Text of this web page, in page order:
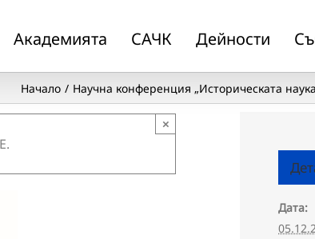
Академията САЧК Дейности
Начало Научна конференция „Историческата
×
Дата: